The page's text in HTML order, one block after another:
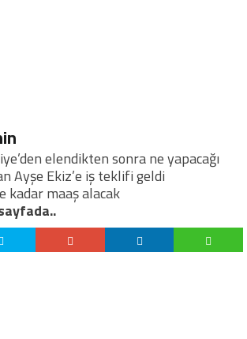
elendikten sonra ne yapacağı
Ayşe Ekiz’e iş teklifi geldi
kadar maaş alacak